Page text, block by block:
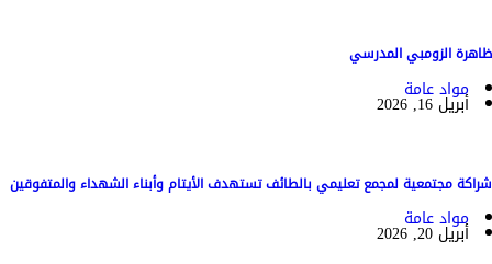
ظاهرة الزومبي المدرسي
مواد عامة
أبريل 16, 2026
شراكة مجتمعية لمجمع تعليمي بالطائف تستهدف الأيتام وأبناء الشهداء والمتفوقين
مواد عامة
أبريل 20, 2026